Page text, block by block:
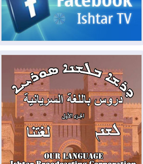
2026-08-05
حرائق فرنسا.. توقيف 402
شخص بينهم 156 قاصرا منذ بداية موسم
الحرائق
2026-08-04سومو: إنتاج النفط في إقليم
كوردستان انخفض إلى أقل من 10%
2026-08-04ملفات حقبة الكاظمي تعود إلى
الواجهة.. أنباء عن مراجعات قضائية
وتحقيقات أوسع في قضايا فساد
2026-08-04بيترو يشكو تزوير الانتخابات
الرئاسية ويحذر من "حرب أهلية" في
كولومبيا